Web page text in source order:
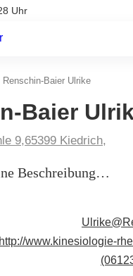
Uhr
Renschin-Baier Ulrike
Baier
9,65399 Kiedrich,
Beschreibung…
http://www.kinesiologie-